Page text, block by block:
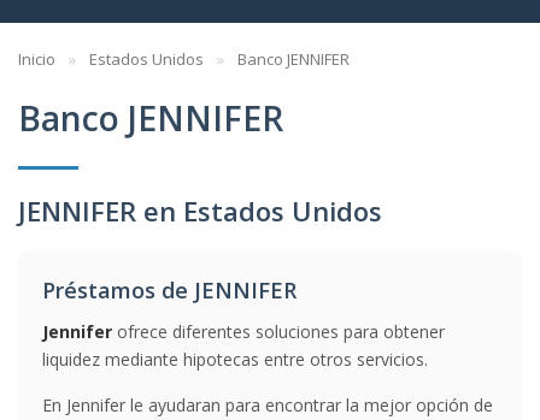
Inicio Estados Unidos Banco JENNIFER
Banco JENNIFER
JENNIFER en Estados Unidos
Préstamos de JENNIFER
Jennifer ofrece diferentes soluciones para obtener
liquidez mediante hipotecas entre otros servicios.
En Jennifer le ayudaran para encontrar la mejor opción de